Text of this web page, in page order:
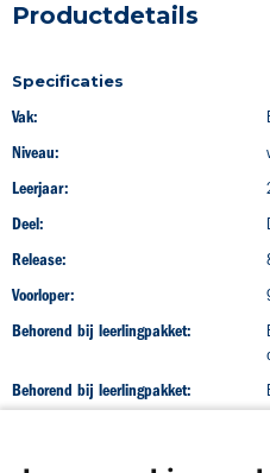
Productdetails
Specificaties
Vak:
Niveau:
Leerjaar:
Deel:
Release:
Voorloper:
Behorend bij leerlingpakket:
Behorend bij leerlingpakket: